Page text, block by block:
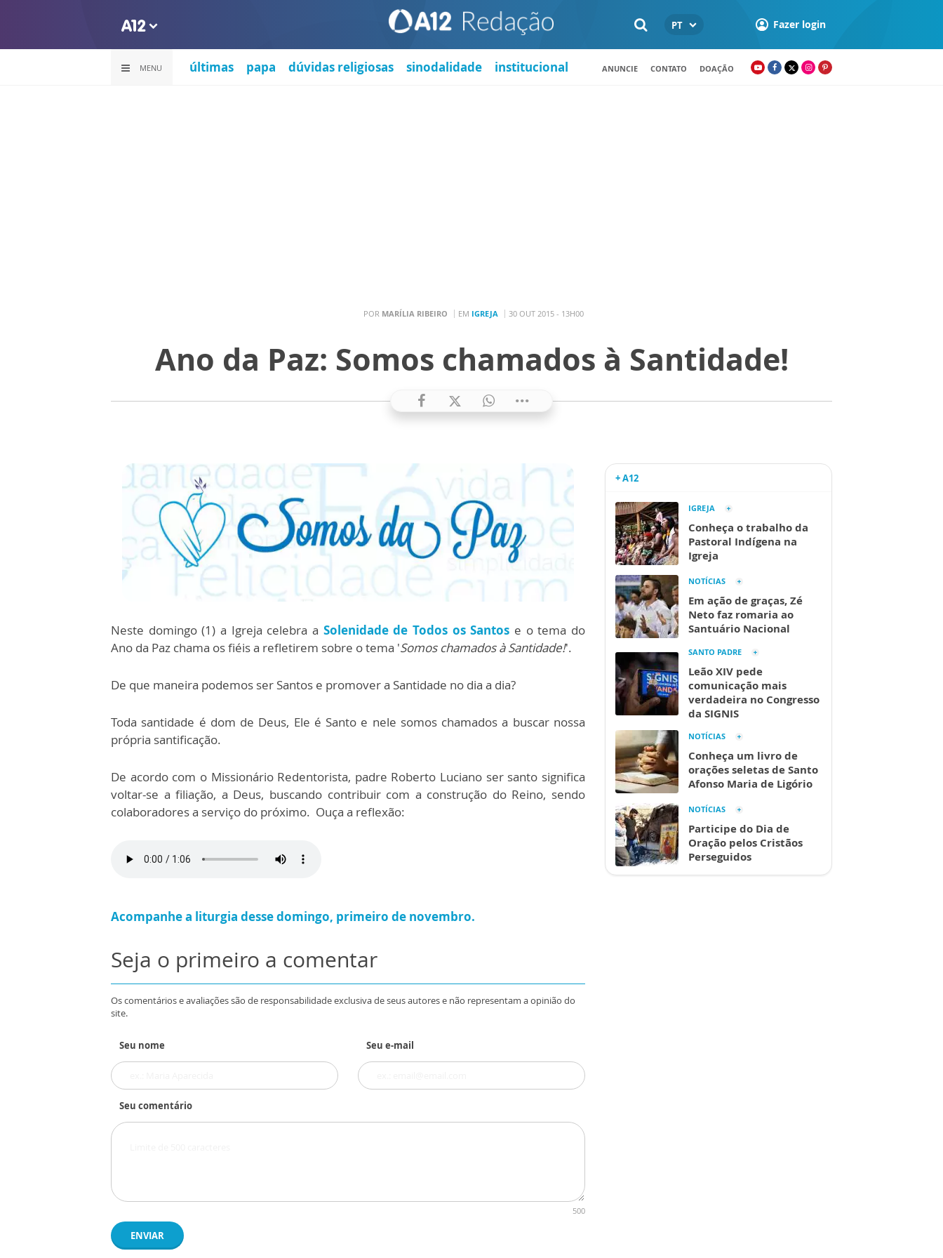
PT Fazer login
MENU últimas papa dúvidas religiosas sinodalidade institucional ANUNCIE CONTATO DOAÇÃO
POR MARÍLIA RIBEIRO EM IGREJA 30 OUT 2015 - 13H00
Ano da Paz: Somos chamados à Santidade!
Neste domingo (1) a Igreja celebra a Solenidade de Todos os Santos e o tema do
Ano da Paz chama os fiéis a refletirem sobre o tema 'Somos chamados à Santidade!'.
De que maneira podemos ser Santos e promover a Santidade no dia a dia?
Toda santidade é dom de Deus, Ele é Santo e nele somos chamados a buscar nossa
própria santificação.
De acordo com o Missionário Redentorista, padre Roberto Luciano ser santo significa
voltar-se a filiação, a Deus, buscando contribuir com a construção do Reino, sendo
colaboradores a serviço do próximo. Ouça a reflexão:
Acompanhe a liturgia desse domingo, primeiro de novembro.
Seja o primeiro a comentar
Os comentários e avaliações são de responsabilidade exclusiva de seus autores e não representam a opinião do
site.
Seu nome Seu e-mail
Seu comentário
500
ENVIAR
+ A12
IGREJA
Conheça o trabalho da
Pastoral Indígena na
Igreja
NOTÍCIAS
Em ação de graças, Zé
Neto faz romaria ao
Santuário Nacional
SANTO PADRE
Leão XIV pede
comunicação mais
verdadeira no Congresso
da SIGNIS
NOTÍCIAS
Conheça um livro de
orações seletas de Santo
Afonso Maria de Ligório
NOTÍCIAS
Participe do Dia de
Oração pelos Cristãos
Perseguidos